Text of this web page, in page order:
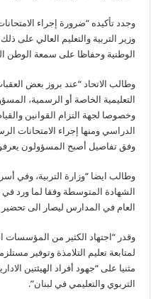
وجدد تأكيده “ضرورة إجراء
وزير التربية والتعليم العالي على
الوطنية وحفاظا على سمعة الوطن
وطالب الاتحاد “عند بروز بعض
التعليمية الخاصة أو الرسمية،
وخصوصا لجهة التزام القوانين
الدراسي ومنها إجراء الامتحانات
وفق تفاصيل أصبح المسؤولون
وطالب ايضا “وزارة التربية، وفي
الشهادة المتوسطة وفقا لما ورد في
العام في المدارس ليصار الى
وقدر “اجتهاد الكثير من المؤسسات
لمتابعة تعليم التلامذة وتوفير
مثنيا على “جهود أفراد الهيئتين
التربوي والتعليمي في لبنان”.